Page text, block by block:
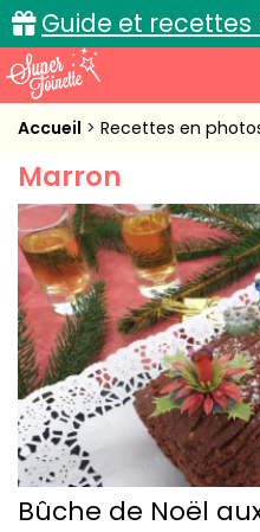
Guide et recettes
Accueil
Recettes de cuisine
Cuisine pratique
L'actu cuisine
Accueil Recettes en
Marron
Bûche de Noël